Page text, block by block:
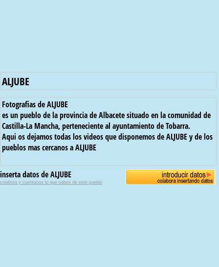
ALJUBE
Fotografias de ALJUBE
es un pueblo de la provincia de Albacete situado en la comunidad de
Castilla-La Mancha, perteneciente al ayuntamiento de Tobarra.
Aqui os dejamos todas los videos que disponemos de ALJUBE y de los
pueblos mas cercanos a ALJUBE
inserta datos de ALJUBE
colabora y cuentanos lo que sabes de este pueblo